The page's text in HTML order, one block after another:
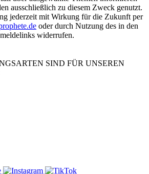
ausschließlich zu diesem Zweck genutzt.
jederzeit mit Wirkung für die Zukunft per
oder durch Nutzung des in den
widerrufen.
SIND FÜR UNSEREN